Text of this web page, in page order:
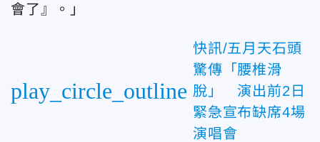
會了』。」
play_circle_outline
快訊/五月天石頭
驚傳「腰椎滑
脫」 演出前2日
緊急宣布缺席4場
演唱會